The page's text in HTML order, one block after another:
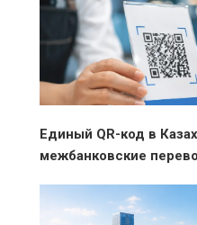
Единый QR-код в
межбанковские